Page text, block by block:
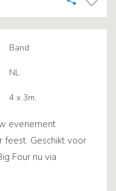
Band
4 x 3m.
NL
evenement
Geschikt voor
Four nu via